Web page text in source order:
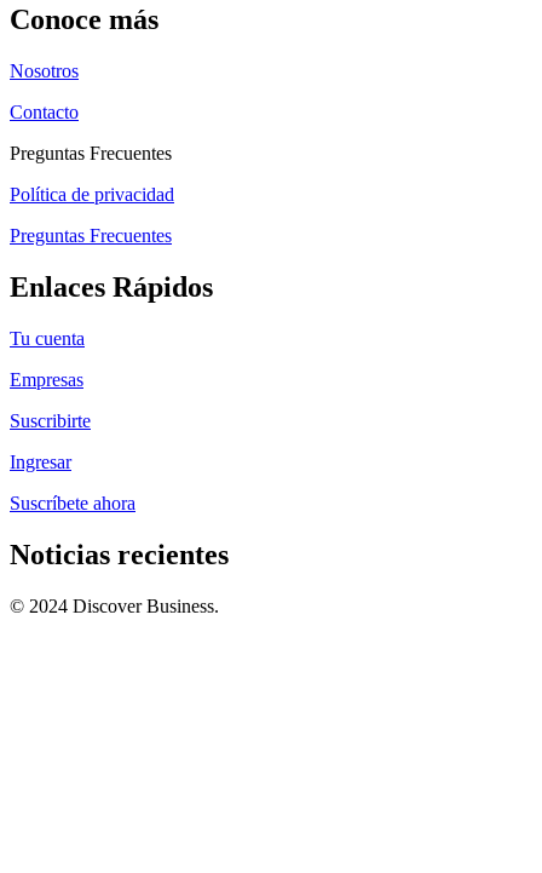
Conoce más
Nosotros
Contacto
Preguntas Frecuentes
Política de privacidad
Preguntas Frecuentes
Enlaces Rápidos
Tu cuenta
Empresas
Suscribirte
Ingresar
Suscríbete ahora
Noticias recientes
© 2024 Discover Business.